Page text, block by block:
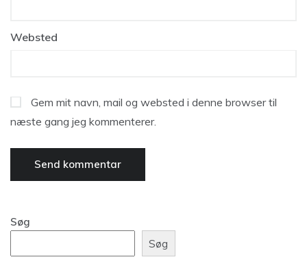
Websted
Gem mit navn, mail og websted i denne browser til
næste gang jeg kommenterer.
Søg
Søg